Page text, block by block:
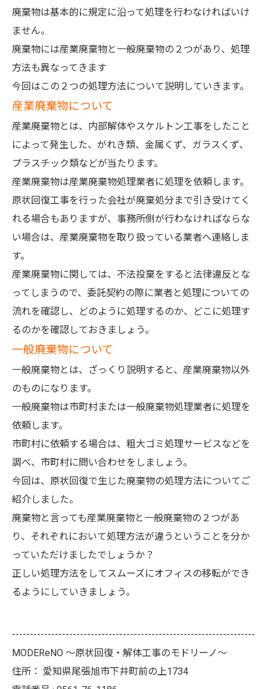
廃棄物は基本的に規定に沿って処理を行わなければいけ
ません。
廃棄物には産業廃棄物と一般廃棄物の２つがあり、処理
方法も異なってきます
今回はこの２つの処理方法について説明していきます。
産業廃棄物について
産業廃棄物とは、内部解体やスケルトン工事をしたこと
によって発生した、がれき類、金属くず、ガラスくず、
プラスチック類などが当たります。
産業廃棄物は産業廃棄物処理業者に処理を依頼します。
原状回復工事を行った会社が廃棄処分まで引き受けてく
れる場合もありますが、事務所側が行わなければならな
い場合は、産業廃棄物を取り扱っている業者へ連絡しま
す。
産業廃棄物に関しては、不法投棄をすると法律違反とな
ってしまうので、委託契約の際に業者と処理についての
流れを確認し、どのように処理するのか、どこに処理す
るのかを確認しておきましょう。
一般廃棄物について
一般廃棄物とは、ざっくり説明すると、産業廃棄物以外
のものになります。
一般廃棄物は市町村または一般廃棄物処理業者に処理を
依頼します。
市町村に依頼する場合は、粗大ゴミ処理サービスなどを
調べ、市町村に問い合わせをしましょう。
今回は、原状回復で生じた廃棄物の処理方法についてご
紹介しました。
廃棄物と言っても産業廃棄物と一般廃棄物の２つがあ
り、それぞれにおいて処理方法が違うということを分か
っていただけましたでしょうか？
正しい処理方法をしてスムーズにオフィスの移転ができ
るようにしていきましょう。
--------------------------------------------------------------------
MODEReNO ～原状回復・解体工事のモドリーノ～
住所： 愛知県尾張旭市下井町前の上1734